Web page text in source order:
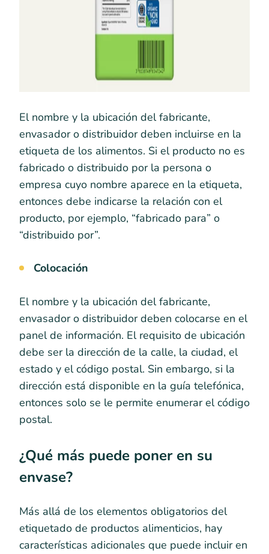
El nombre y la ubicación del fabricante,
envasador o distribuidor deben incluirse en la
etiqueta de los alimentos. Si el producto no es
fabricado o distribuido por la persona o
empresa cuyo nombre aparece en la etiqueta,
entonces debe indicarse la relación con el
producto, por ejemplo, “fabricado para” o
“distribuido por”.
Colocación
El nombre y la ubicación del fabricante,
envasador o distribuidor deben colocarse en el
panel de información. El requisito de ubicación
debe ser la dirección de la calle, la ciudad, el
estado y el código postal. Sin embargo, si la
dirección está disponible en la guía telefónica,
entonces solo se le permite enumerar el código
postal.
¿Qué más puede poner en su
envase?
Más allá de los elementos obligatorios del
etiquetado de productos alimenticios, hay
características adicionales que puede incluir en